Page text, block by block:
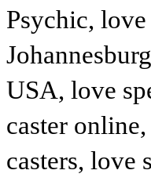
Psychic,
USA, love
caster
casters, love